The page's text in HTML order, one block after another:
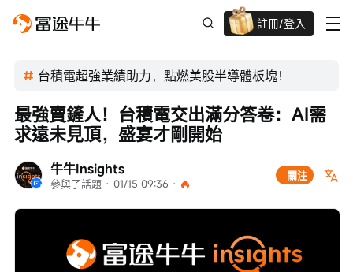
註冊/登入
高達過千蚊獎賞
台積電超強業績助力，點燃美股半導體板塊！
牛牛Insights
參與了話題 · 01/15 09:36 ·
關注
最強賣鏟人！台積電交出滿分答卷：AI需
求遠未見頂，盛宴才剛開始